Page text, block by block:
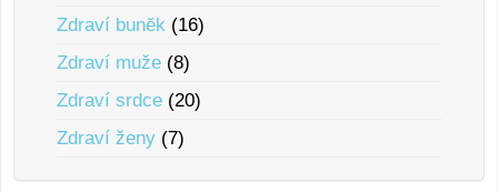
Zdraví bunĕk (16)
Zdraví muže (8)
Zdraví srdce (20)
Zdraví ženy (7)